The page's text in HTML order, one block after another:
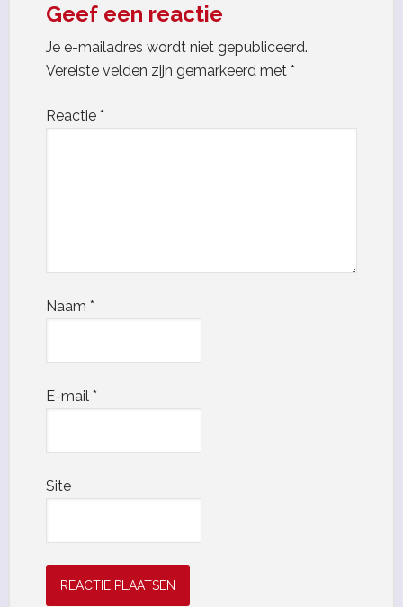
Geef een reactie
Je e-mailadres wordt niet gepubliceerd.
Vereiste velden zijn gemarkeerd met *
Reactie *
Naam *
E-mail *
Site